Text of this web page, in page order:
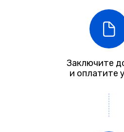
Заключите
и оплатите